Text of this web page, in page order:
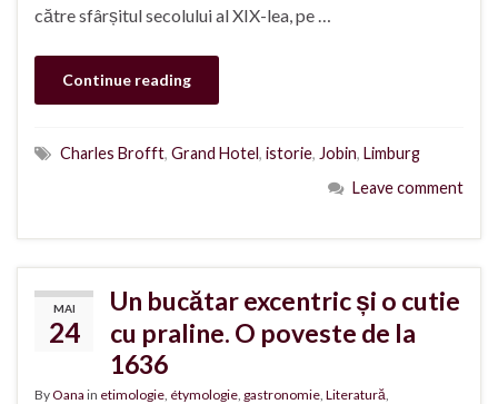
către sfârșitul secolului al XIX-lea, pe …
Continue reading
Charles Brofft, Grand Hotel, istorie, Jobin, Limburg
Leave comment
MAI
24
Un bucătar excentric și o cutie
cu praline. O poveste de la
1636
ByOana in etimologie étymologie gastronomie Literatură